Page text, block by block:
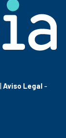
Aviso Legal -